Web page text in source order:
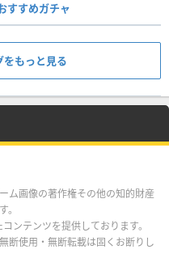
すすめガチャ
をもっと見る
ム画像の著作権その他の知的財産
ンテンツを提供しております。
断使用・無断転載は固くお断りし